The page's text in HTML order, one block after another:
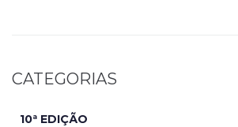
CATEGORIAS
10ª EDIÇÃO